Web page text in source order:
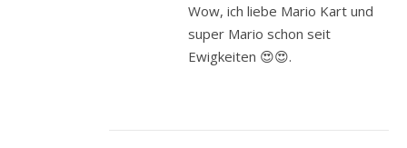
Wow, ich liebe Mario Kart und
super Mario schon seit
Ewigkeiten 😍😍.